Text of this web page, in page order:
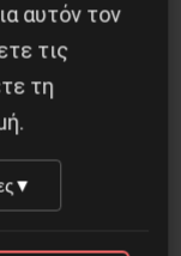
Παιδείας
χώρας
αυτόν τον
τις
τη
▼